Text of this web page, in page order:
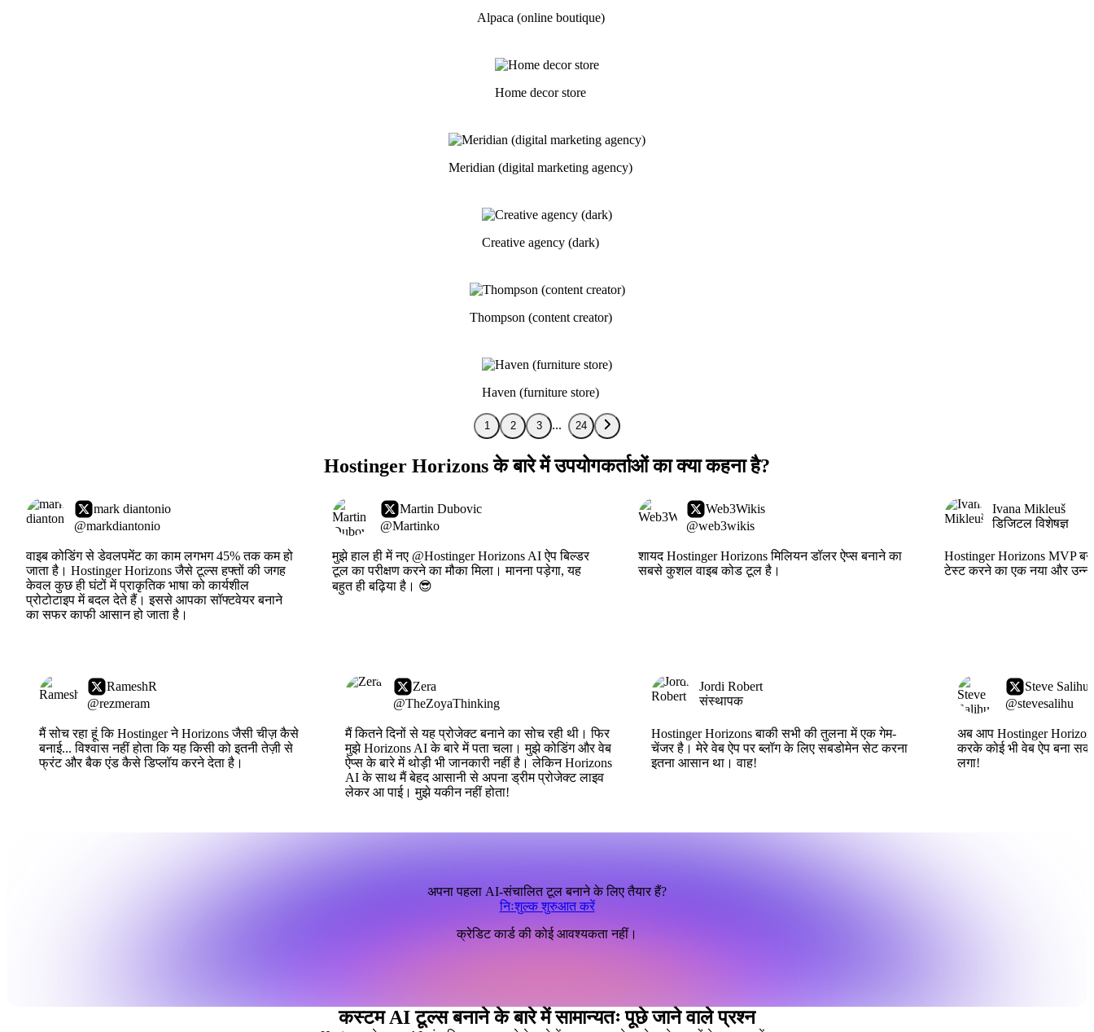
Alpaca (online boutique)
Home decor store
Meridian (digital marketing agency)
Creative agency (dark)
Thompson (content creator)
Haven (furniture store)
1 2 3 24
Hostinger Horizons के बारे में उपयोगकर्ताओं का क्या कहना है?
mark diantonio
@markdiantonio
वाइब कोडिंग से डेवलपमेंट का काम लगभग 45% तक कम हो
जाता है। Hostinger Horizons जैसे टूल्स हफ्तों की जगह
केवल कुछ ही घंटों में प्राकृतिक भाषा को कार्यशील
प्रोटोटाइप में बदल देते हैं। इससे आपका सॉफ्टवेयर बनाने
का सफर काफी आसान हो जाता है।
Martin Dubovic
@Martinko
मुझे हाल ही में नए @Hostinger Horizons AI ऐप बिल्डर
टूल का परीक्षण करने का मौका मिला। मानना पड़ेगा, यह
बहुत ही बढ़िया है। 😎
Web3Wikis
@web3wikis
शायद Hostinger Horizons मिलियन डॉलर ऐप्स बनाने का
सबसे कुशल वाइब कोड टूल है।
Ivana Mikleuš
डिजिटल विशेषज्ञ
Hostinger Horizons MVP
टेस्ट करने का एक नया और
RameshR
@rezmeram
मैं सोच रहा हूं कि Hostinger ने Horizons जैसी चीज़ कैसे
बनाई... विश्वास नहीं होता कि यह किसी को इतनी तेज़ी से
फ्रंट और बैक एंड कैसे डिप्लॉय करने देता है।
Zera
@TheZoyaThinking
मैं कितने दिनों से यह प्रोजेक्ट बनाने का सोच रही थी। फिर
मुझे Horizons AI के बारे में पता चला। मुझे कोडिंग और वेब
ऐप्स के बारे में थोड़ी भी जानकारी नहीं है। लेकिन Horizons
AI के साथ मैं बेहद आसानी से अपना ड्रीम प्रोजेक्ट लाइव
लेकर आ पाई। मुझे यकीन नहीं होता!
Jordi Robert
संस्थापक
Hostinger Horizons बाकी सभी की तुलना में एक गेम-
चेंजर है। मेरे वेब ऐप पर ब्लॉग के लिए सबडोमेन सेट करना
इतना आसान था। वाह!
Steve Salihu
@stevesalihu
अब आप Hostinger
करके कोई भी वेब ऐप बना
लगा!
अपना पहला AI-संचालित टूल बनाने के लिए तैयार हैं?
निःशुल्क शुरुआत करें
क्रेडिट कार्ड की कोई आवश्यकता नहीं।
कस्टम AI टूल्स बनाने के बारे में सामान्यतः पूछे जाने वाले प्रश्न